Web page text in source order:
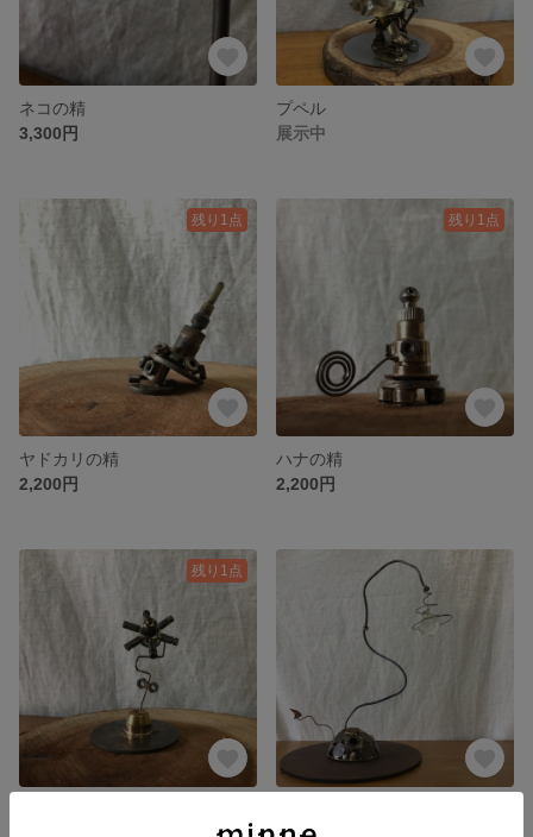
ネコの精
3,300円
プペル
展示中
残り1点
ヤドカリの精
2,200円
残り1点
ハナの精
2,200円
残り1点